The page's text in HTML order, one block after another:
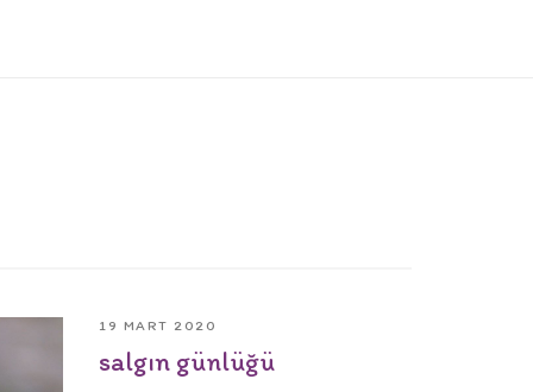
19 MART 2020
salgın günlüğü